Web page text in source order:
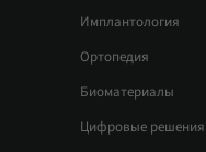
Имплантология
Ортопедия
Биоматериалы
Цифровые решения